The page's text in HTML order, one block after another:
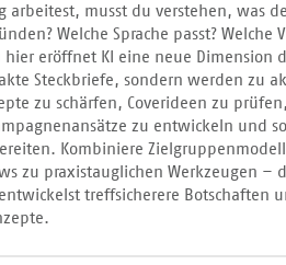
arbeitest, musst du verstehen, was
Welche Sprache passt?
hier eröffnet KI eine neue Dimension
Steckbriefe, sondern werden zu
zu schärfen, Coverideen zu
zu entwickeln und
Kombiniere
zu praxistauglichen Werkzeugen –
treffsicherere Botschaften